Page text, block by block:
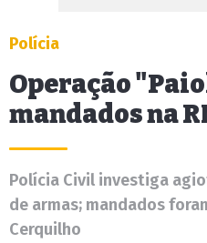
Polícia
Operação
mandados na
Polícia Civil investiga
de armas; mandados
Cerquilho